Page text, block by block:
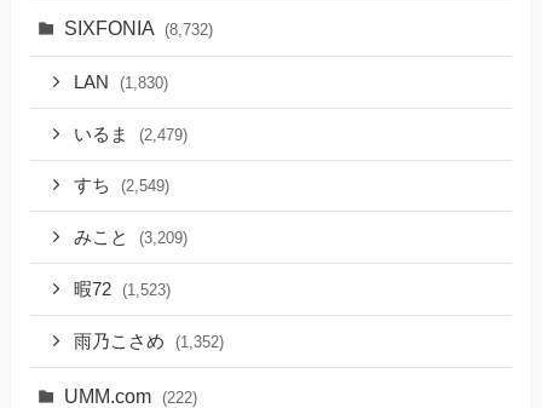
SIXFONIA (8,732)
LAN (1,830)
いるま (2,479)
すち (2,549)
みこと (3,209)
暇72 (1,523)
雨乃こさめ (1,352)
UMM.com (222)